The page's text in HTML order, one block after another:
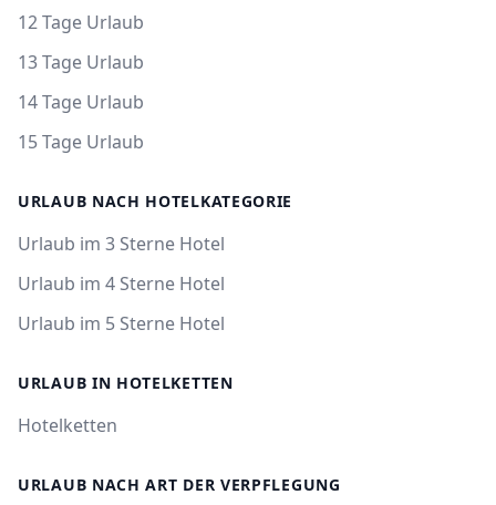
12 Tage Urlaub
13 Tage Urlaub
14 Tage Urlaub
15 Tage Urlaub
URLAUB NACH HOTELKATEGORIE
Urlaub im 3 Sterne Hotel
Urlaub im 4 Sterne Hotel
Urlaub im 5 Sterne Hotel
URLAUB IN HOTELKETTEN
Hotelketten
URLAUB NACH ART DER VERPFLEGUNG